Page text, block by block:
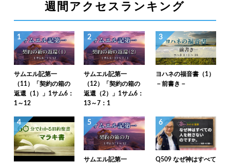
週間アクセスランキング
1
サムエル記第一
（11）「契約の箱の
返還（1）」1サム6：
1～12
2
サムエル記第一
（12）「契約の箱の
返還（2）」1サム6：
13～7：1
3
ヨハネの福音書（1）
－前書き－
4 5
サムエル記第一
6
Q509 なぜ神はすべて